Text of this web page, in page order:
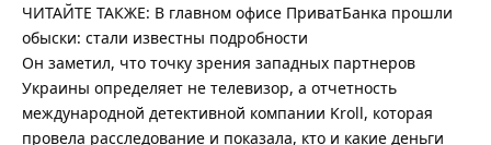
ЧИТАЙТЕ ТАКЖЕ: В главном офисе ПриватБанка прошли
обыски: стали известны подробности
Он заметил, что точку зрения западных партнеров
Украины определяет не телевизор, а отчетность
международной детективной компании Kroll, которая
провела расследование и показала, кто и какие деньги